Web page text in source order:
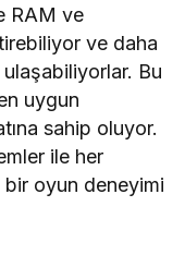
RAM ve
ve daha
Bu
uygun
sahip oluyor.
ile her
bir oyun deneyimi